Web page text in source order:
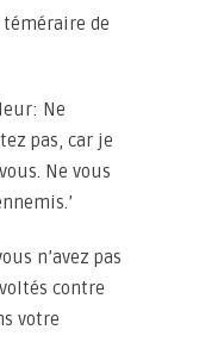
de
Ne
pas, car je
Ne vous
n’avez pas
contre
votre